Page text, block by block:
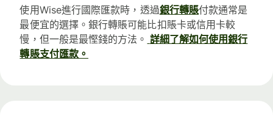
使用Wise進行國際匯款時，透過銀行轉賬付款通常是
最便宜的選擇。銀行轉賬可能比扣賬卡或信用卡較
慢，但一般是最慳錢的方法。 詳細了解如何使用銀行
轉賬支付匯款。